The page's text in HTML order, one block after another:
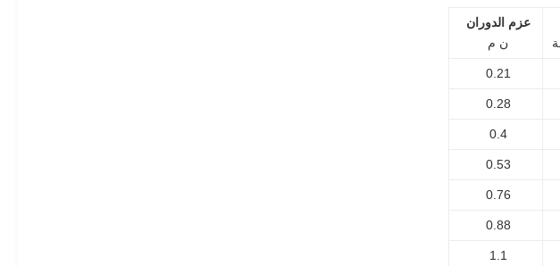
عزم الدوران
ن م
0.21
0.28
0.4
0.53
0.76
0.88
1.1